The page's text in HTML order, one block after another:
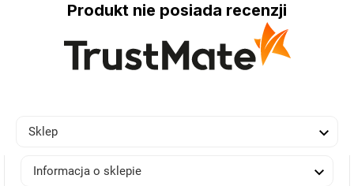
Produkt nie posiada recenzji
Sklep 
Informacja o sklepie 